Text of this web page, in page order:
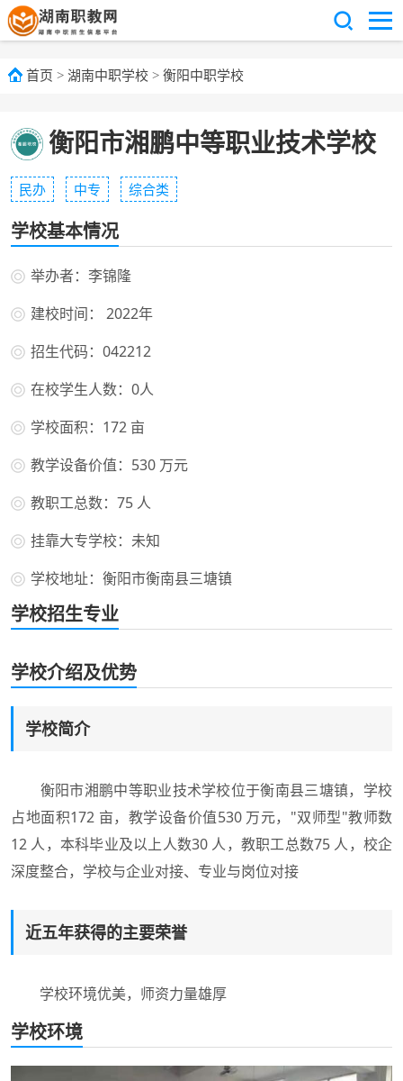
首页 > 湖南中职学校 > 衡阳中职学校
衡阳市湘鹏中等职业技术学校
民办 中专 综合类
学校基本情况
举办者：李锦隆
建校时间： 2022年
招生代码：042212
在校学生人数：0人
学校面积：172 亩
教学设备价值：530 万元
教职工总数：75 人
挂靠大专学校：未知
学校地址：衡阳市衡南县三塘镇
学校招生专业
学校介绍及优势
学校简介
衡阳市湘鹏中等职业技术学校位于衡南县三塘镇，学校
占地面积172 亩，教学设备价值530 万元，"双师型"教师数
12 人，本科毕业及以上人数30 人，教职工总数75 人，校企
深度整合，学校与企业对接、专业与岗位对接
近五年获得的主要荣誉
学校环境优美，师资力量雄厚
学校环境